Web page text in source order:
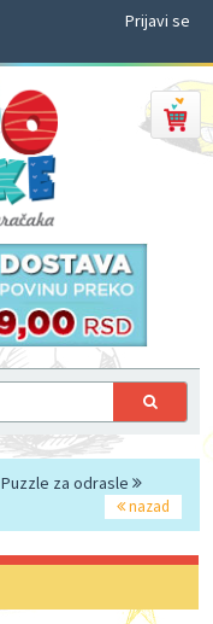
Prijavi se
Puzzle za odrasle
nazad